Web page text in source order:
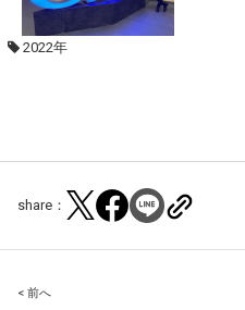
2022年
share：
Post
< 前へ